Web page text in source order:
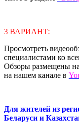
3 ВАРИАНТ:
Просмотреть
специалистами ко
Обзоры размещены на
на нашем канале в
Для жителей из
Беларуси и